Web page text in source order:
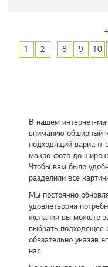
1 2 ... 8 9 10
В нашем интернет-
вниманию обширный
подходящий вариант
макро-фото до
Чтобы вам было
разделили все
Мы постоянно
удовлетворяя
желании вы можете
выбрать подходящее
обязательно указав
нас.